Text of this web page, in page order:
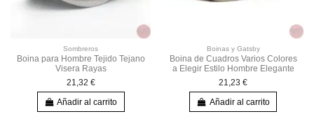
Sombreros
Boina para Hombre Tejido Tejano
Visera Rayas
21,32 €
Añadir al carrito
Boinas y Gatsby
Boina de Cuadros Varios Colores
a Elegir Estilo Hombre Elegante
21,23 €
Añadir al carrito